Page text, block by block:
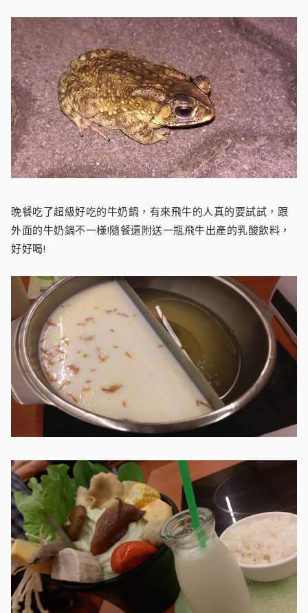
晚餐吃了超級好吃的牛奶鍋，有來飛牛的人真的要試試，跟
外面的牛奶鍋不一様!隨餐還附送一瓶飛牛出產的乳酸飲料，
好好喝!